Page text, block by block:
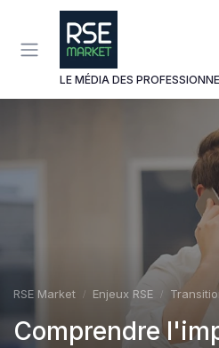
LE MÉDIA DES
RSE Market Enjeux RSE
Comprendre
Panneau de gestion des cookies